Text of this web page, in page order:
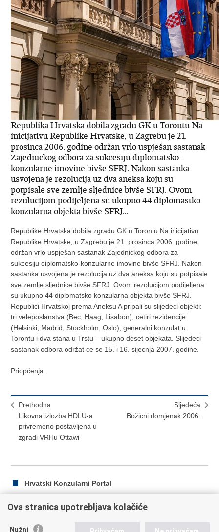
Republika Hrvatska dobila zgradu GK u Torontu Na
inicijativu Republike Hrvatske, u Zagrebu je 21.
prosinca 2006. godine održan vrlo uspješan sastanak
Zajednickog odbora za sukcesiju diplomatsko-
konzularne imovine bivše SFRJ. Nakon sastanka
usvojena je rezolucija uz dva aneksa koju su
potpisale sve zemlje sljednice bivše SFRJ. Ovom
rezulucijom podijeljena su ukupno 44 diplomastko-
konzularna objekta bivše SFRJ...
Republike Hrvatska dobila zgradu GK u Torontu Na inicijativu
Republike Hrvatske, u Zagrebu je 21. prosinca 2006. godine
održan vrlo uspješan sastanak Zajednickog odbora za
sukcesiju diplomatsko-konzularne imovine bivše SFRJ. Nakon
sastanka usvojena je rezolucija uz dva aneksa koju su potpisale
sve zemlje sljednice bivše SFRJ. Ovom rezolucijom podijeljena
su ukupno 44 diplomatsko konzularna objekta bivše SFRJ.
Republici Hrvatskoj prema Aneksu A pripali su slijedeci objekti:
tri veleposlanstva (Bec, Haag, Lisabon), cetiri rezidencije
(Helsinki, Madrid, Stockholm, Oslo), generalni konzulat u
Torontu i dva stana u Trstu – ukupno deset objekata. Slijedeci
sastanak odbora održat ce se 15. i 16. sijecnja 2007. godine.
Priopćenja
Prethodna
Likovna izlozba HDLU-a
privremeno postavljena u
zgradi VRHu Ottawi
Sljedeća
Božicni domjenak 2006.
Hrvatski Konzularni Portal
Ispiši Podijeli
Ova stranica upotrebljava kolačiće
Nužni